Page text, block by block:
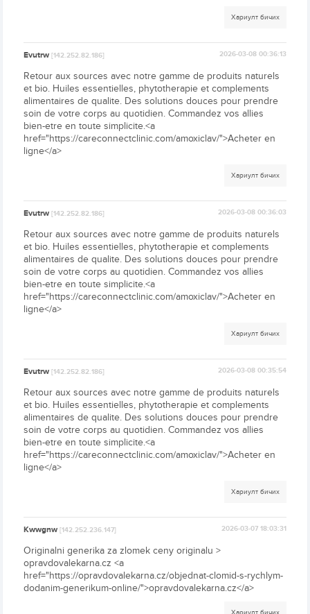
Хариулт бичих
Evutrw[142.252.82.186] 2026-03-08 00:36:13
Retour aux sources avec notre gamme de produits naturels
et bio. Huiles essentielles, phytotherapie et complements
alimentaires de qualite. Des solutions douces pour prendre
soin de votre corps au quotidien. Commandez vos allies
bien-etre en toute simplicite.<a
href="https://careconnectclinic.com/amoxiclav/">Acheter en
ligne</a>
Хариулт бичих
Evutrw[142.252.82.186] 2026-03-08 00:36:03
Retour aux sources avec notre gamme de produits naturels
et bio. Huiles essentielles, phytotherapie et complements
alimentaires de qualite. Des solutions douces pour prendre
soin de votre corps au quotidien. Commandez vos allies
bien-etre en toute simplicite.<a
href="https://careconnectclinic.com/amoxiclav/">Acheter en
ligne</a>
Хариулт бичих
Evutrw[142.252.82.186] 2026-03-08 00:35:54
Retour aux sources avec notre gamme de produits naturels
et bio. Huiles essentielles, phytotherapie et complements
alimentaires de qualite. Des solutions douces pour prendre
soin de votre corps au quotidien. Commandez vos allies
bien-etre en toute simplicite.<a
href="https://careconnectclinic.com/amoxiclav/">Acheter en
ligne</a>
Хариулт бичих
Kwwgnw[142.252.236.147] 2026-03-07 18:03:31
Originalni generika za zlomek ceny originalu >
opravdovalekarna.cz <a
href="https://opravdovalekarna.cz/objednat-clomid-s-rychlym-
dodanim-generikum-online/">opravdovalekarna.cz</a>